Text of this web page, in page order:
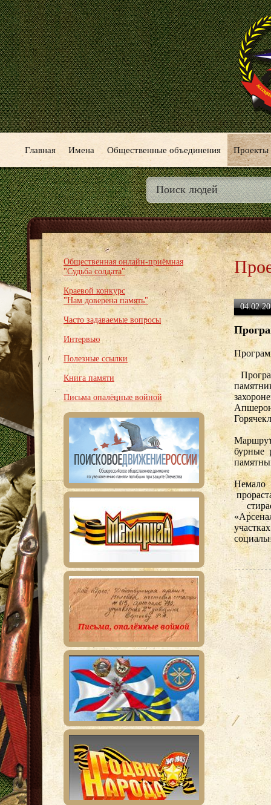
Главная Имена Общественные объединения Проекты
Общественная онлайн-приёмная
"Судьба солдата"
Краевой конкурс
"Нам доверена память"
Часто задаваемые вопросы
Интервью
Полезные ссылки
Книга памяти
Письма опалённые войной
бурные